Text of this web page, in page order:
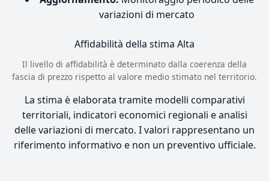
variazioni di mercato
Affidabilità della stima Alta
Il livello di affidabilità è determinato dalla coerenza della
fascia di prezzo rispetto al valore medio stimato nel territorio.
La stima è elaborata tramite modelli comparativi
territoriali, indicatori economici regionali e analisi
delle variazioni di mercato. I valori rappresentano un
riferimento informativo e non un preventivo ufficiale.